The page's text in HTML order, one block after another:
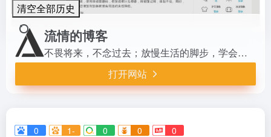
清空全部历史
流情的博客
不畏将来，不念过去；放慢生活的脚步，学会借助工具弹射起步
打开网站
0 1- 0 0 0